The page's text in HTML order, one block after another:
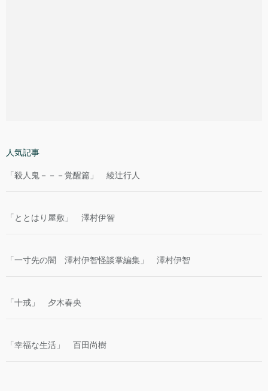
人気記事
「殺人鬼－－－覚醒篇」 綾辻行人
「ととはり屋敷」 澤村伊智
「一寸先の闇 澤村伊智怪談掌編集」 澤村伊智
「十戒」 夕木春央
「幸福な生活」 百田尚樹